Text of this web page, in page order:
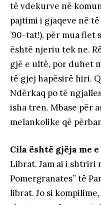
të vdekurve në
pajtimi i gjaqeve në
’90-tat!), për mua flet
është njeriu tek ne.
gjë e ultë, por duhet
të gjej hapësirë hiri.
Ndërkaq po të
isha tren. Mbase për
melankolike që
Cila është gjëja me
Librat. Jam ai i shtriri
Pomergranates” të
librat. Jo si